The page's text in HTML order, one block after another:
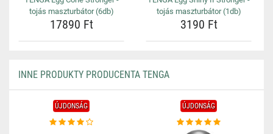
tojás maszturbátor (6db)
17890 Ft
tojás maszturbátor (1db)
3190 Ft
INNE PRODUKTY PRODUCENTA TENGA
ÚJDONSÁG ÚJDONSÁG